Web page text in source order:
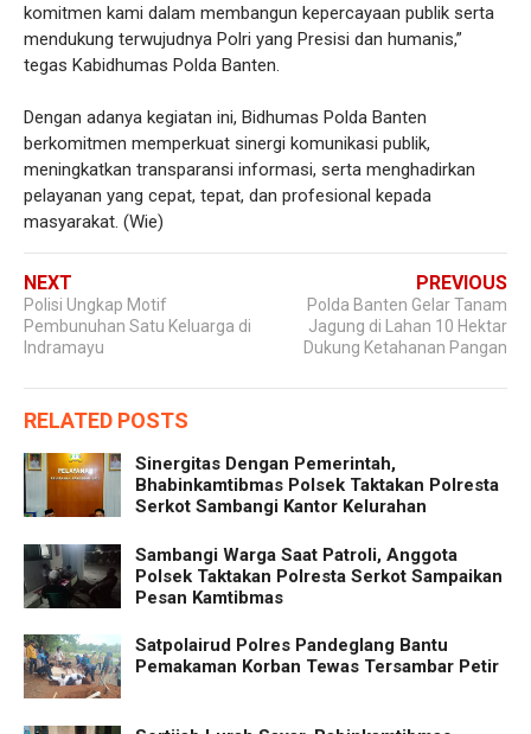
komitmen kami dalam membangun kepercayaan publik serta
mendukung terwujudnya Polri yang Presisi dan humanis,”
tegas Kabidhumas Polda Banten.
Dengan adanya kegiatan ini, Bidhumas Polda Banten
berkomitmen memperkuat sinergi komunikasi publik,
meningkatkan transparansi informasi, serta menghadirkan
pelayanan yang cepat, tepat, dan profesional kepada
masyarakat. (Wie)
NEXT
Polisi Ungkap Motif
Pembunuhan Satu Keluarga di
Indramayu
PREVIOUS
Polda Banten Gelar Tanam
Jagung di Lahan 10 Hektar
Dukung Ketahanan Pangan
RELATED POSTS
Sinergitas Dengan Pemerintah,
Bhabinkamtibmas Polsek Taktakan Polresta
Serkot Sambangi Kantor Kelurahan
Sambangi Warga Saat Patroli, Anggota
Polsek Taktakan Polresta Serkot Sampaikan
Pesan Kamtibmas
Satpolairud Polres Pandeglang Bantu
Pemakaman Korban Tewas Tersambar Petir